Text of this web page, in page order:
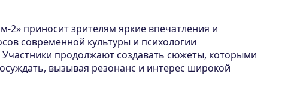
2» приносит зрителям яркие впечатления и
современной культуры и психологии
продолжают создавать сюжеты, которыми
вызывая резонанс и интерес широкой